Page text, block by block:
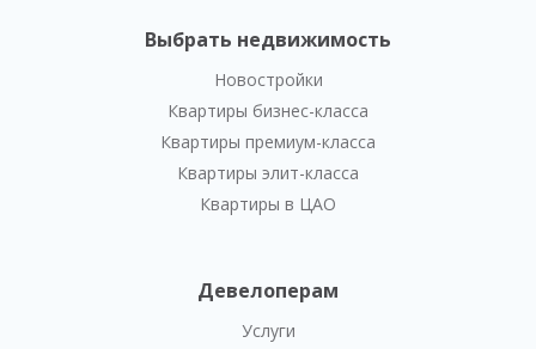
Выбрать недвижимость
Новостройки
Квартиры бизнес-класса
Квартиры премиум-класса
Квартиры элит-класса
Квартиры в ЦАО
Девелоперам
Услуги